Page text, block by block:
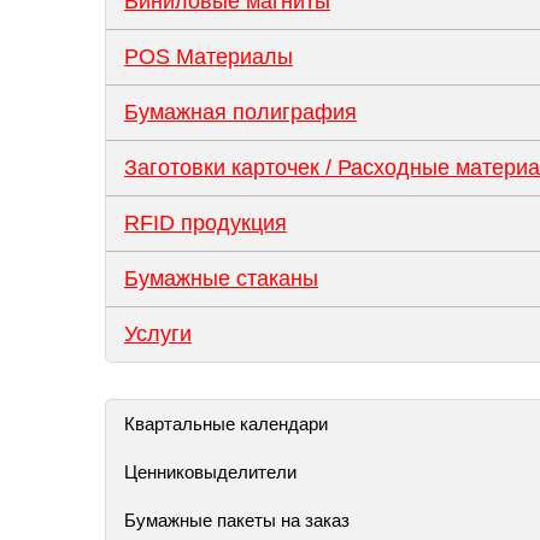
POS Материалы
Бумажная полиграфия
Заготовки карточек / Расходные
RFID продукция
Бумажные стаканы
Услуги
Квартальные календари
Ценниковыделители
Бумажные пакеты на заказ